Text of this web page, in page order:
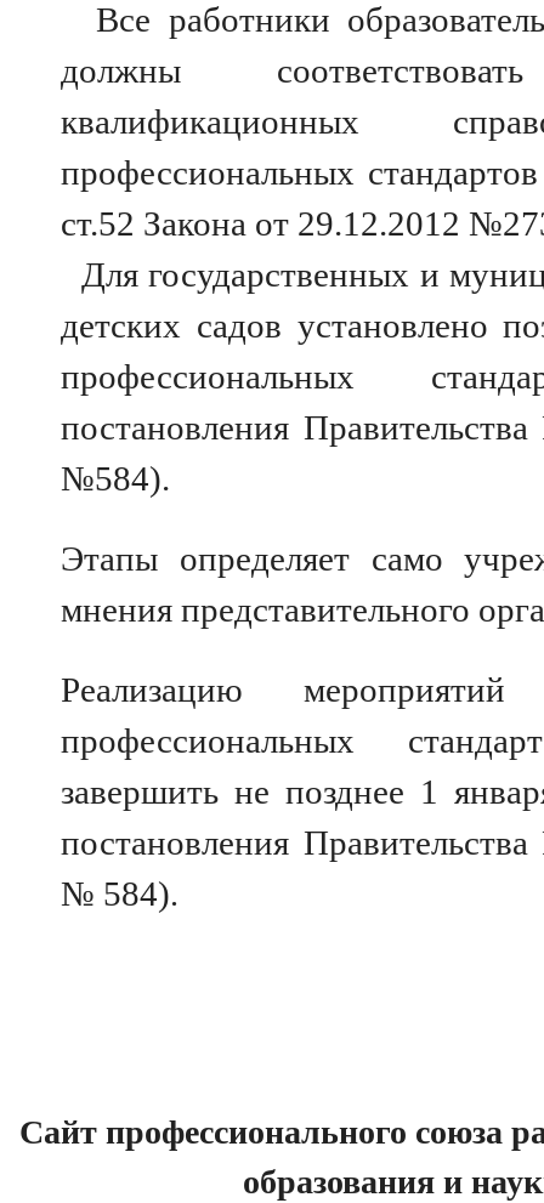
Все работники
должны
квалификационных
профессиональных
ст.52 Закона от 29.12.2012
Для государственных и
детских садов установлено
профессиональных
постановления
№584).
Этапы определяет само
мнения представительного
Реализацию
профессиональных
завершить не позднее 1
постановления
№ 584).
Сайт профессионального союза
образования и